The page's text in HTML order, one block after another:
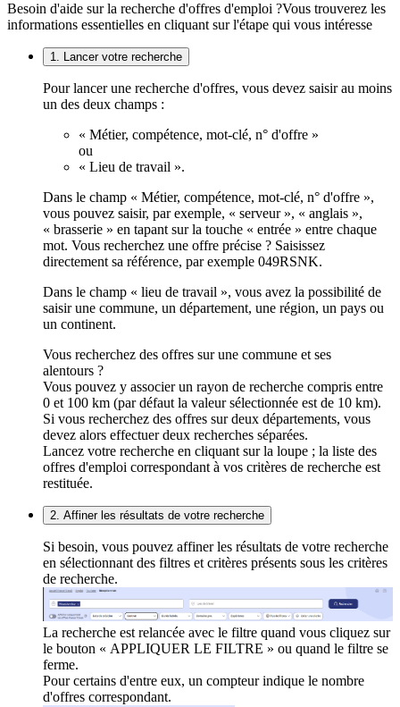
Besoin d'aide sur la recherche d'offres d'emploi ?Vous trouverez les
informations essentielles en cliquant sur l'étape qui vous intéresse
1. Lancer votre recherche
Pour lancer une recherche d'offres, vous devez saisir au moins
un des deux champs :
« Métier, compétence, mot-clé, n° d'offre »
ou
« Lieu de travail ».
Dans le champ « Métier, compétence, mot-clé, n° d'offre »,
vous pouvez saisir, par exemple, « serveur », « anglais »,
« brasserie » en tapant sur la touche « entrée » entre chaque
mot. Vous recherchez une offre précise ? Saisissez
directement sa référence, par exemple 049RSNK.
Dans le champ « lieu de travail », vous avez la possibilité de
saisir une commune, un département, une région, un pays ou
un continent.
Vous recherchez des offres sur une commune et ses
alentours ?
Vous pouvez y associer un rayon de recherche compris entre
0 et 100 km (par défaut la valeur sélectionnée est de 10 km).
Si vous recherchez des offres sur deux départements, vous
devez alors effectuer deux recherches séparées.
Lancez votre recherche en cliquant sur la loupe ; la liste des
offres d'emploi correspondant à vos critères de recherche est
restituée.
2. Affiner les résultats de votre recherche
Si besoin, vous pouvez affiner les résultats de votre recherche
en sélectionnant des filtres et critères présents sous les critères
de recherche.
La recherche est relancée avec le filtre quand vous cliquez sur
le bouton « APPLIQUER LE FILTRE » ou quand le filtre se
ferme.
Pour certains d'entre eux, un compteur indique le nombre
d'offres correspondant.